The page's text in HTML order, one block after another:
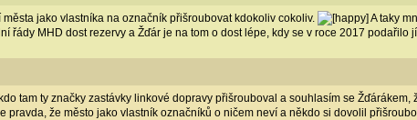
jako vlastníka na označník přišroubovat kdokoliv cokoliv.
A taky
řády MHD dost rezervy a Žďár je na tom o dost lépe, kdy se v roce 2017 podařilo
tam ty značky zastávky linkové dopravy přišrouboval a souhlasím se Žďárákem,
že město jako vlastník označníků o ničem neví a někdo si dovolil